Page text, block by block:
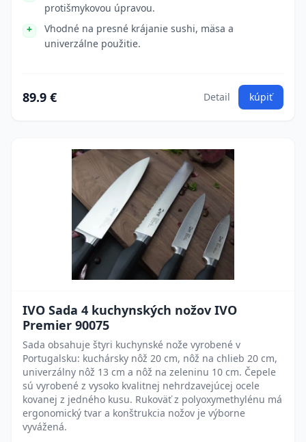
protišmykovou úpravou.
Vhodné na presné krájanie sushi, mäsa a
univerzálne použitie.
89.9 € Detail kúpiť
IVO Sada 4 kuchynských nožov IVO
Premier 90075
Sada obsahuje štyri kuchynské nože vyrobené v
Portugalsku: kuchársky nôž 20 cm, nôž na chlieb 20 cm,
univerzálny nôž 13 cm a nôž na zeleninu 10 cm. Čepele
sú vyrobené z vysoko kvalitnej nehrdzavejúcej ocele
kovanej z jedného kusu. Rukoväť z polyoxymethylénu má
ergonomický tvar a konštrukcia nožov je výborne
vyvážená.